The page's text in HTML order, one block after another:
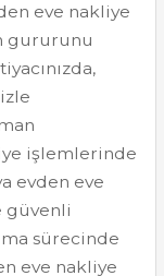
eve nakliye
gururunu
işlemlerinde
evden eve
güvenli
sürecinde
eve nakliye